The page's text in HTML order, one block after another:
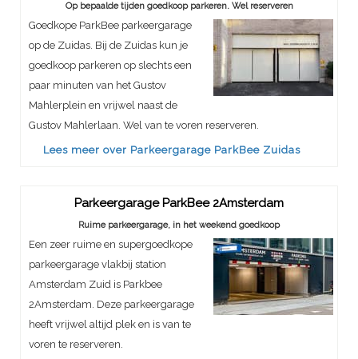
Op bepaalde tijden goedkoop parkeren. Wel reserveren
Goedkope ParkBee parkeergarage
op de Zuidas. Bij de Zuidas kun je
goedkoop parkeren op slechts een
paar minuten van het Gustov
Mahlerplein en vrijwel naast de
Gustov Mahlerlaan. Wel van te voren reserveren.
Lees meer over Parkeergarage ParkBee Zuidas
Parkeergarage ParkBee 2Amsterdam
Ruime parkeergarage, in het weekend goedkoop
Een zeer ruime en supergoedkope
parkeergarage vlakbij station
Amsterdam Zuid is Parkbee
2Amsterdam. Deze parkeergarage
heeft vrijwel altijd plek en is van te
voren te reserveren.